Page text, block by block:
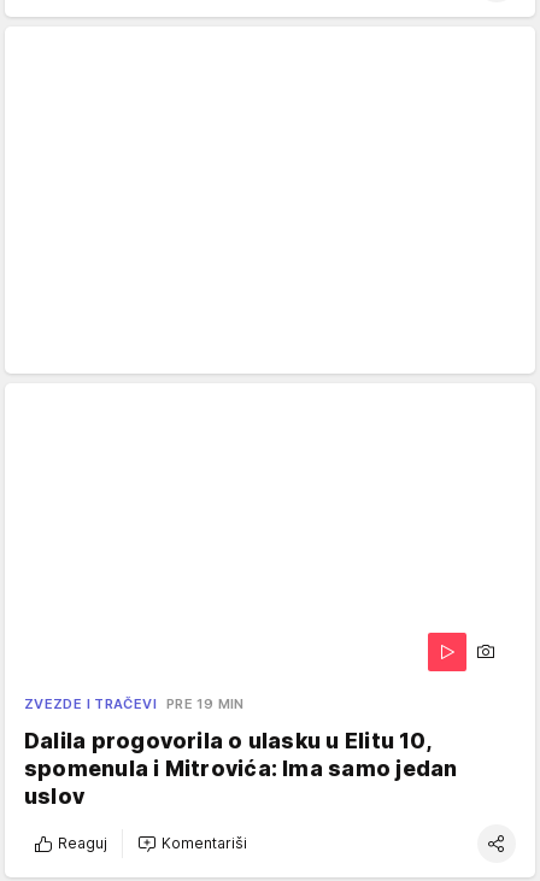
ZVEZDE I TRAČEVI PRE 19 MIN
Dalila progovorila o ulasku u Elitu 10,
spomenula i Mitrovića: Ima samo jedan
uslov
Reaguj Komentariši